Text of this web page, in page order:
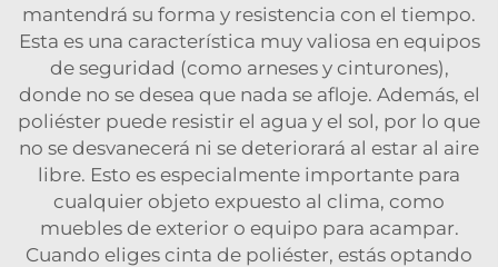
mantendrá su forma y resistencia con el tiempo.
Esta es una característica muy valiosa en equipos
de seguridad (como arneses y cinturones),
donde no se desea que nada se afloje. Además, el
poliéster puede resistir el agua y el sol, por lo que
no se desvanecerá ni se deteriorará al estar al aire
libre. Esto es especialmente importante para
cualquier objeto expuesto al clima, como
muebles de exterior o equipo para acampar.
Cuando eliges cinta de poliéster, estás optando